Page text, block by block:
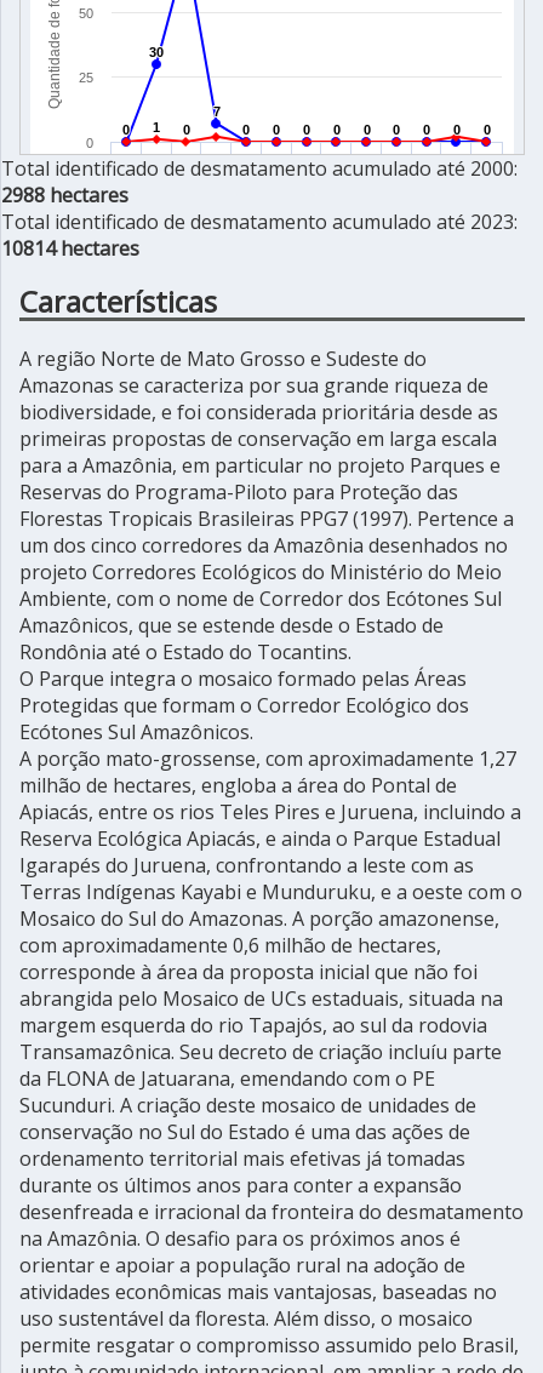
Total identificado de desmatamento acumulado até 2000:
2988 hectares
Total identificado de desmatamento acumulado até 2023:
10814 hectares
Características
A região Norte de Mato Grosso e Sudeste do
Amazonas se caracteriza por sua grande riqueza de
biodiversidade, e foi considerada prioritária desde as
primeiras propostas de conservação em larga escala
para a Amazônia, em particular no projeto Parques e
Reservas do Programa-Piloto para Proteção das
Florestas Tropicais Brasileiras PPG7 (1997). Pertence a
um dos cinco corredores da Amazônia desenhados no
projeto Corredores Ecológicos do Ministério do Meio
Ambiente, com o nome de Corredor dos Ecótones Sul
Amazônicos, que se estende desde o Estado de
Rondônia até o Estado do Tocantins.
O Parque integra o mosaico formado pelas Áreas
Protegidas que formam o Corredor Ecológico dos
Ecótones Sul Amazônicos.
A porção mato-grossense, com aproximadamente 1,27
milhão de hectares, engloba a área do Pontal de
Apiacás, entre os rios Teles Pires e Juruena, incluindo a
Reserva Ecológica Apiacás, e ainda o Parque Estadual
Igarapés do Juruena, confrontando a leste com as
Terras Indígenas Kayabi e Munduruku, e a oeste com o
Mosaico do Sul do Amazonas. A porção amazonense,
com aproximadamente 0,6 milhão de hectares,
corresponde à área da proposta inicial que não foi
abrangida pelo Mosaico de UCs estaduais, situada na
margem esquerda do rio Tapajós, ao sul da rodovia
Transamazônica. Seu decreto de criação incluíu parte
da FLONA de Jatuarana, emendando com o PE
Sucunduri. A criação deste mosaico de unidades de
conservação no Sul do Estado é uma das ações de
ordenamento territorial mais efetivas já tomadas
durante os últimos anos para conter a expansão
desenfreada e irracional da fronteira do desmatamento
na Amazônia. O desafio para os próximos anos é
orientar e apoiar a população rural na adoção de
atividades econômicas mais vantajosas, baseadas no
uso sustentável da floresta. Além disso, o mosaico
permite resgatar o compromisso assumido pelo Brasil,